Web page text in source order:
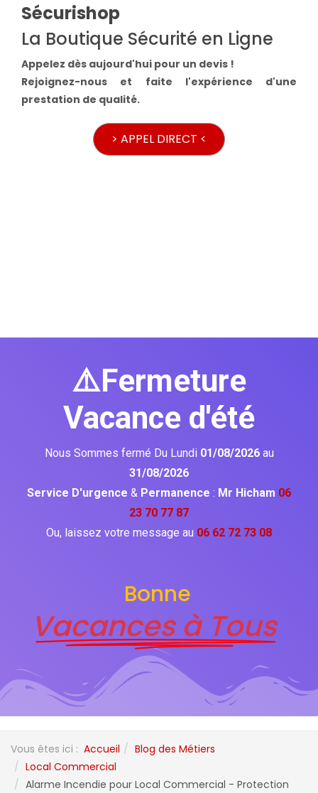
Sécurishop
La Boutique Sécurité en Ligne
Appelez dès aujourd'hui pour un devis !
Rejoignez-nous et faite l'expérience d'une
prestation de qualité.
> APPEL DIRECT <
⚠️Fermeture
Vacance d'été
Nous Sommes fermé Du Lundi 01/08/2026 au
31/08/2026
Service D'urgence & Permanence : Mr Hicham 06
23 70 77 87
Ou, laissez votre message au 06 62 72 73 08
Bonne
Vacances à Tous
Vous êtes ici : Accueil
Blog des Métiers
Local Commercial
Alarme Incendie pour Local Commercial - Protection